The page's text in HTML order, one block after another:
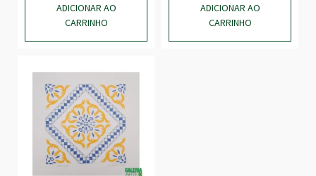
ADICIONAR AO
CARRINHO
ADICIONAR AO
CARRINHO